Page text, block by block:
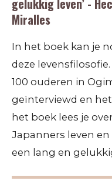
gelukkig leven’ -
Miralles
In het boek kan je
deze
100 ouderen in
geïnterviewd en
het boek lees je
Japanners leven
een lang en